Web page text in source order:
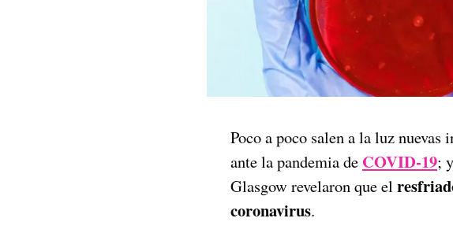
Poco a poco salen a la luz nuevas
ante la pandemia de COVID-19;
Glasgow revelaron que el
coronavirus.